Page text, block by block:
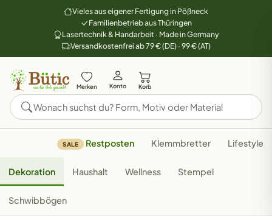
Vieles aus eigener Fertigung in Pößneck
Familienbetrieb aus Thüringen
Lasertechnik & Handarbeit · Made in Germany
Versandkostenfrei ab 79 € (DE) · 99 € (AT)
Merken Konto Korb
SALE Restposten Klemmbretter Lifestyle
Dekoration Haushalt Wellness Stempel
Schwibbögen